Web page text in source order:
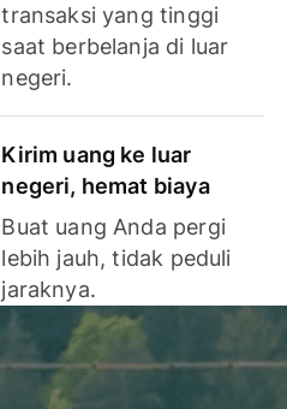
transaksi yang tinggi
saat berbelanja di luar
negeri.
Kirim uang ke luar
negeri, hemat biaya
Buat uang Anda pergi
lebih jauh, tidak peduli
jaraknya.